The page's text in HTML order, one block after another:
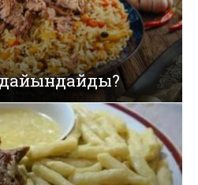
дайындайды?